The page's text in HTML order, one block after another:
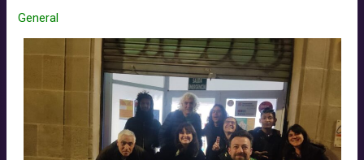
75
Sobreviviendo
distopía
General